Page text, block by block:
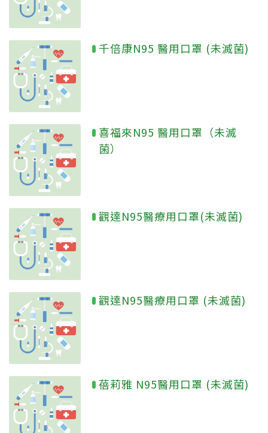
千倍康N95 醫用口罩 (未滅菌)
喜福來N95 醫用口罩（未滅
菌）
觀達N95醫療用口罩(未滅菌)
觀達N95醫療用口罩 (未滅菌)
蓓莉雅 N95醫用口罩 (未滅菌)